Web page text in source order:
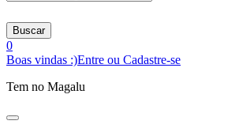
Buscar
0
Boas vindas :)Entre ou Cadastre-se
Tem no Magalu